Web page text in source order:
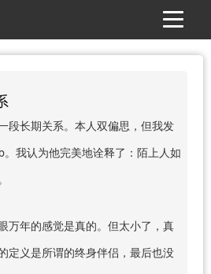
段长期关系。本人双偏思，但我发
我认为他完美地诠释了：陌上人如
万年的感觉是真的。但太小了，真
定义是所谓的终身伴侣，最后也没